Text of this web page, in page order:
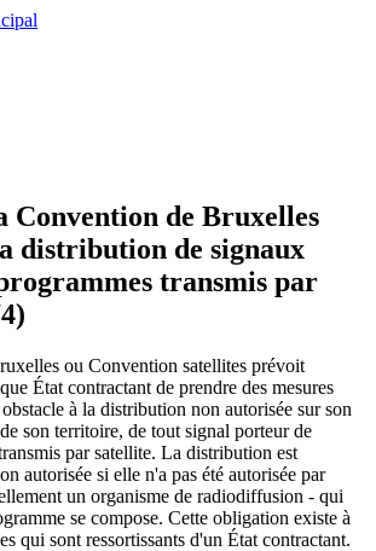
Convention de Bruxelles
distribution de signaux
transmis par
ou Convention satellites prévoit
État contractant de prendre des mesures
à la distribution non autorisée sur son
son territoire, de tout signal porteur de
par satellite. La distribution est
autorisée si elle n'a pas été autorisée par
un organisme de radiodiffusion - qui
se compose. Cette obligation existe à
qui sont ressortissants d'un État contractant.